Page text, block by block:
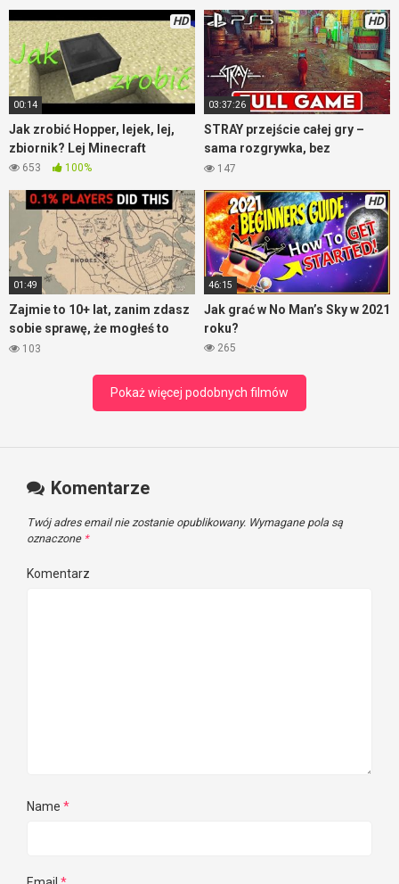
doskonale. Dzięki nim zyskujesz realną przewagę nad swoimi
przeciwnikami. Zatem przekonaj się o tym już teraz.
HD
00:14
Jak zrobić Hopper, lejek, lej,
zbiornik? Lej Minecraft
653 100%
HD
03:37:26
STRAY przejście całej gry –
sama rozgrywka, bez
komentarza
147
01:49
Zajmie to 10+ lat, zanim zdasz
sobie sprawę, że mogłeś to
zrobić – RDR2
103
HD
46:15
Jak grać w No Man’s Sky w 2021
roku?
265
Pokaż więcej podobnych filmów
Komentarze
Twój adres email nie zostanie opublikowany. Wymagane pola są
oznaczone *
Komentarz
Name *